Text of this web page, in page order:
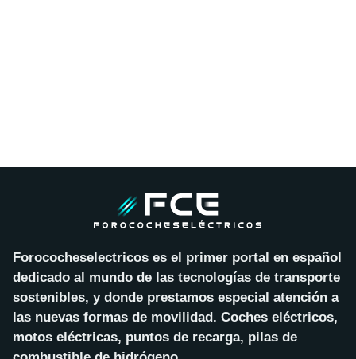
Forococheselectricos es el primer portal en español
dedicado al mundo de las tecnologías de transporte
sostenibles, y donde prestamos especial atención a
las nuevas formas de movilidad. Coches eléctricos,
motos eléctricas, puntos de recarga, pilas de